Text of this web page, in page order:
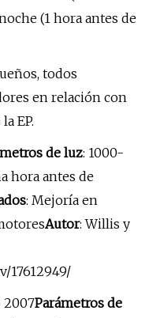
(1 hora antes de
todos
en relación con
EP.
de luz: 1000-
hora antes de
: Mejoría en
Autor: Willis y
17612949/
2007Parámetros de